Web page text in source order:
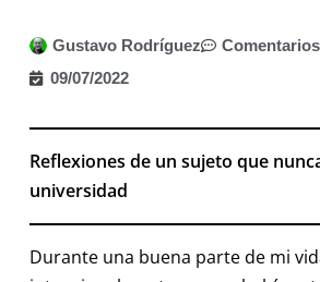
Gustavo Rodríguez
Comentarios
09/07/2022
Reflexiones de un sujeto que
universidad
Durante una buena parte de mi